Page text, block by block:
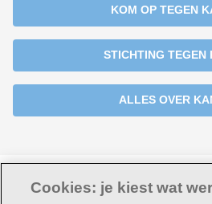
KOM OP TEGEN
STICHTING TEGEN
ALLES OVER
Cookies: je kiest wat